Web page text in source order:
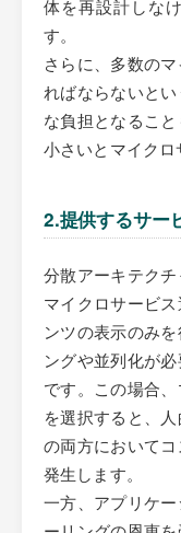
体を再設計しな
す。
さらに、多数の
ればならないと
な負担となるこ
小さいとマイクロ
2.提供するサー
分散アーキテクチ
マイクロサービ
ンツの表示のみ
ングや並列化が
です。この場合
を選択すると、
の両方において
発生します。
一方、アプリケ